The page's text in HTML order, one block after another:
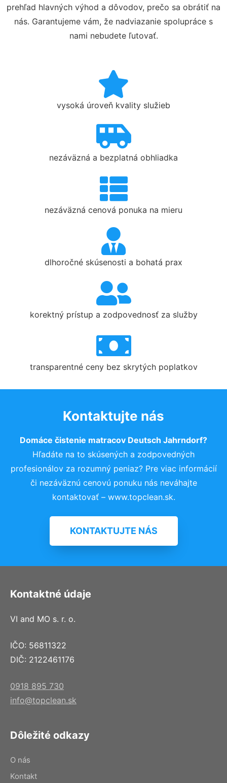
prehľad hlavných výhod a dôvodov, prečo sa obrátiť na
nás. Garantujeme vám, že nadviazanie spolupráce s
nami nebudete ľutovať.
vysoká úroveň kvality služieb
nezáväzná a bezplatná obhliadka
nezáväzná cenová ponuka na mieru
dlhoročné skúsenosti a bohatá prax
korektný prístup a zodpovednosť za služby
transparentné ceny bez skrytých poplatkov
Kontaktujte nás
Domáce čistenie matracov Deutsch Jahrndorf?
Hľadáte na to skúsených a zodpovedných
profesionálov za rozumný peniaz? Pre viac informácií
či nezáväznú cenovú ponuku nás neváhajte
kontaktovať – www.topclean.sk.
KONTAKTUJTE NÁS
Kontaktné údaje
VI and MO s. r. o.
IČO: 56811322
DIČ: 2122461176
0918 895 730
info@topclean.sk
Dôležité odkazy
O nás
Kontakt